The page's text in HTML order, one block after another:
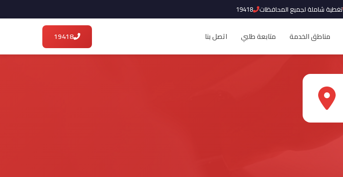
تغطية شاملة لجميع المحافظات 19418
مناطق الخدمة متابعة طلبي اتصل بنا 19418